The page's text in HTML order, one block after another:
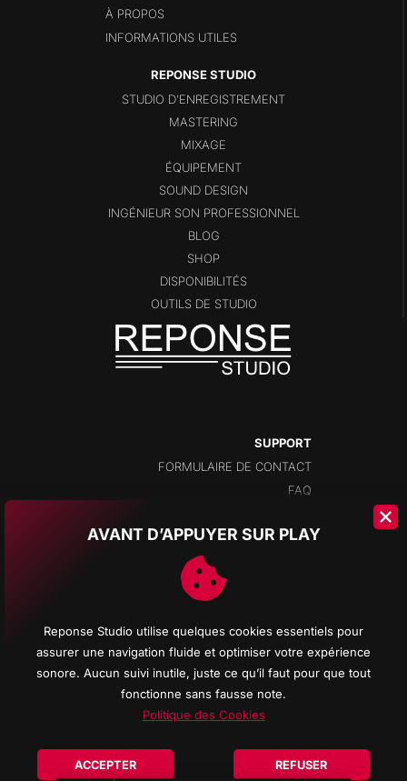
À PROPOS
INFORMATIONS UTILES
STUDIO D’ENREGISTREMENT
MASTERING
MIXAGE
ÉQUIPEMENT
SOUND DESIGN
INGÉNIEUR SON PROFESSIONNEL
BLOG
SHOP
DISPONIBILITÉS
OUTILS DE STUDIO
SUPPORT
FORMULAIRE DE CONTACT
FAQ
CHAMPS-MONTANTS 14A
SUISSE
noire All musics REPONSE STUDIO - Web site creation
REPONSE COMPUTER
AVANT D’APPUYER SUR PLAY
Reponse Studio utilise quelques cookies essentiels pour
assurer une navigation fluide et optimiser votre expérience
sonore. Aucun suivi inutile, juste ce qu’il faut pour que tout
fonctionne sans fausse note.
Politique des Cookies
ACCEPTER REFUSER